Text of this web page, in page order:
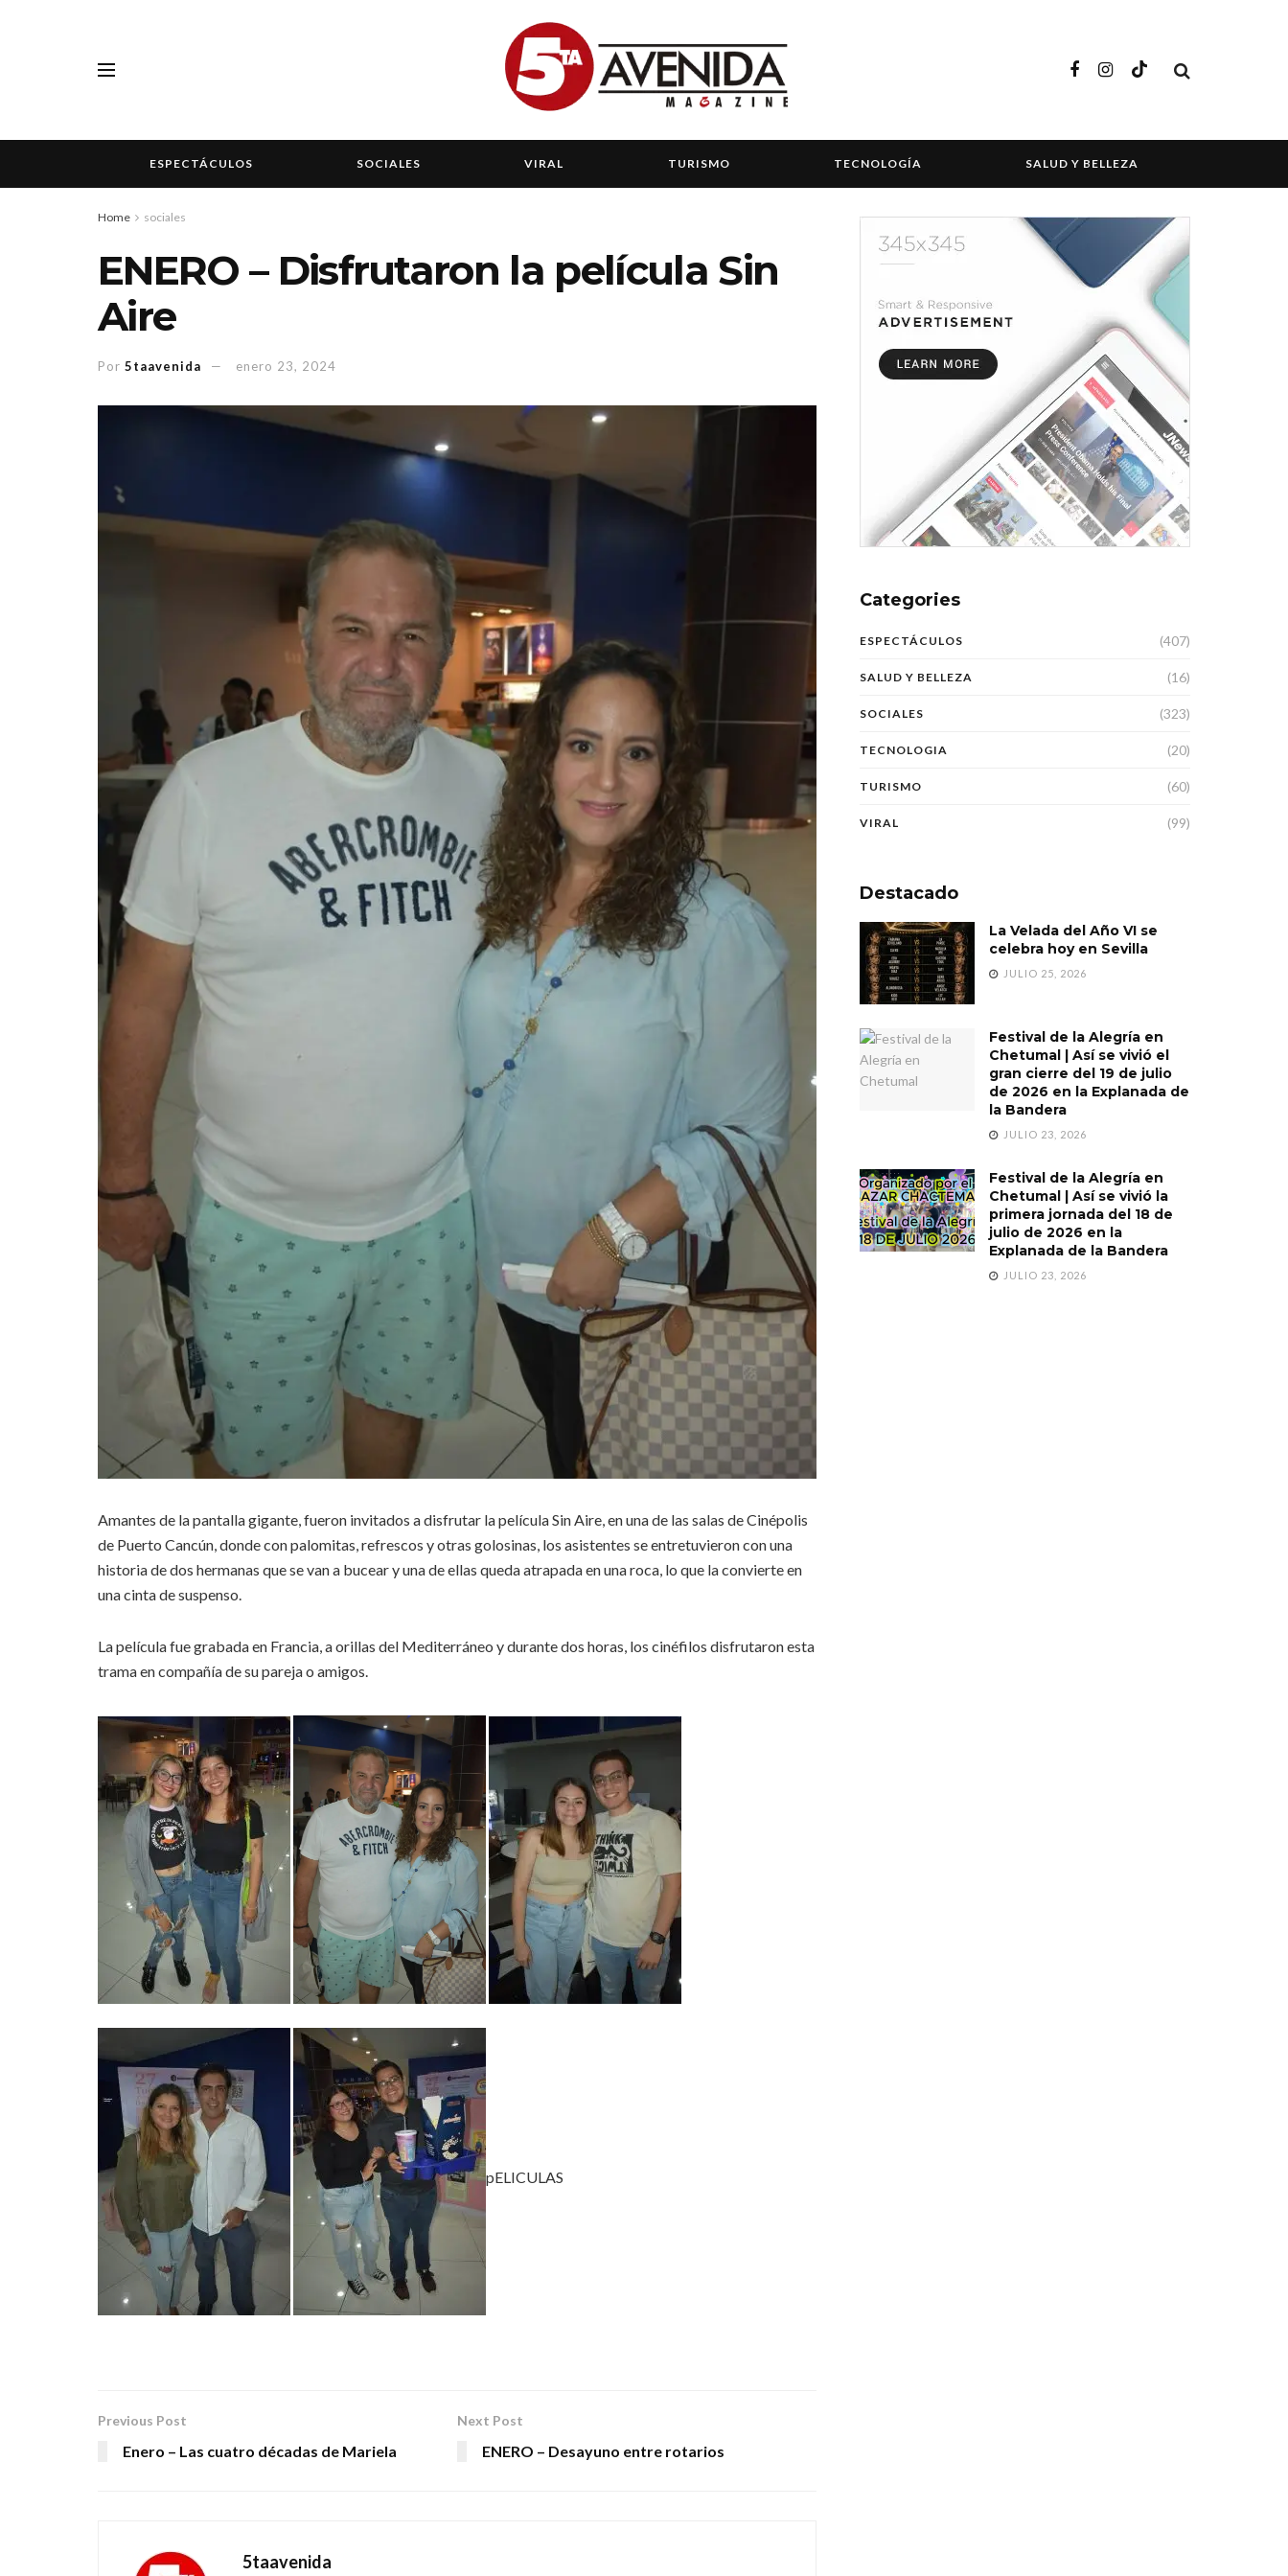
ESPECTÁCULOS SOCIALES VIRAL TURISMO TECNOLOGÍA SALUD Y BELLEZA
Home sociales
ENERO – Disfrutaron la película Sin
Aire
Por 5taavenida enero 23, 2024
Amantes de la pantalla gigante, fueron invitados a disfrutar la película Sin Aire, en una de las salas de Cinépolis
de Puerto Cancún, donde con palomitas, refrescos y otras golosinas, los asistentes se entretuvieron con una
historia de dos hermanas que se van a bucear y una de ellas queda atrapada en una roca, lo que la convierte en
una cinta de suspenso.
La película fue grabada en Francia, a orillas del Mediterráneo y durante dos horas, los cinéfilos disfrutaron esta
trama en compañía de su pareja o amigos.
pELICULAS
Previous Post
Enero – Las cuatro décadas de Mariela
Next Post
ENERO – Desayuno entre rotarios
5taavenida
Categories
ESPECTÁCULOS (407)
SALUD Y BELLEZA (16)
SOCIALES (323)
TECNOLOGIA (20)
TURISMO (60)
VIRAL (99)
Destacado
La Velada del Año VI se
celebra hoy en Sevilla
JULIO 25, 2026
Festival de la Alegría en
Chetumal | Así se vivió el
gran cierre del 19 de julio
de 2026 en la Explanada de
la Bandera
JULIO 23, 2026
Festival de la Alegría en
Chetumal | Así se vivió la
primera jornada del 18 de
julio de 2026 en la
Explanada de la Bandera
JULIO 23, 2026